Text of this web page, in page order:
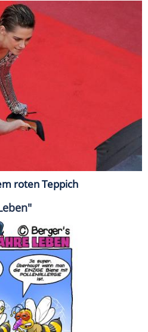
roten Teppich